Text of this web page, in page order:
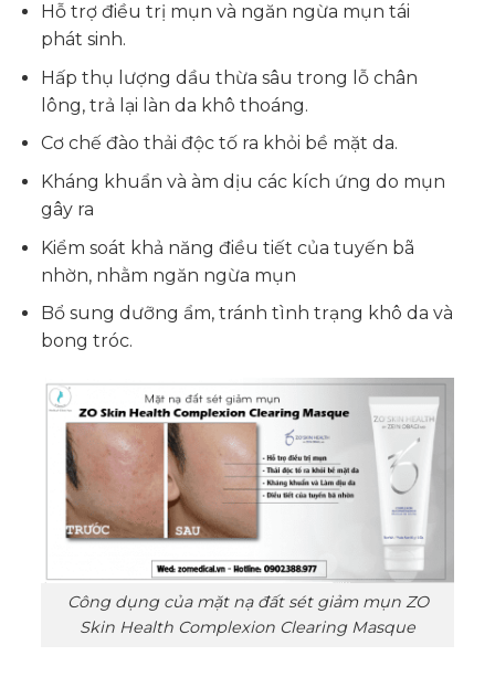
Hỗ trợ điều trị mụn và ngăn ngừa mụn tái
phát sinh.
Hấp thụ lượng dầu thừa sâu trong lỗ chân
lông, trả lại làn da khô thoáng.
Cơ chế đào thải độc tố ra khỏi bề mặt da.
Kháng khuẩn và àm dịu các kích ứng do mụn
gây ra
Kiểm soát khả năng điều tiết của tuyến bã
nhờn, nhằm ngăn ngừa mụn
Bổ sung dưỡng ẩm, tránh tình trạng khô da và
bong tróc.
Công dụng của mặt nạ đất sét giảm mụn ZO
Skin Health Complexion Clearing Masque